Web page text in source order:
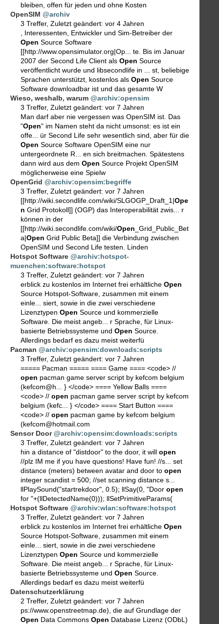
bleiben, offen für jeden und ohne Kosten
OpenSIM @archiv
3 Treffer, Zuletzt geändert: vor 4 Jahren
, Interessenten, Entwickler und Sim-Betreiber der
Open Source Software
[[http://www.opensimulator.org|Op... te. Bis im Januar
2007 der Second Life Client als Open Source
veröffentlicht wurde und libsecondlife in ... st, beliebige
Sprachen unterstützt, kostenlos als Open Source
Software downloadbar ist und das gesamte W
Wieso, weshalb, warum @archiv:opensim
3 Treffer, Zuletzt geändert: vor 7 Jahren
Man darf aber nie vergessen was OpenSIM ist. Das
"Open" im Namen steht da nicht umsonst: es ist ein
offe... ür Second Life sehr wesentlich sind, aber für die
Open Source Software OpenSIM eine nur
untergeordnete R... en sich breitmachen. Spätestens
dann wird aus dem Open Source Projekt OpenSIM
möglicherweise eine Spielw
OpenGrid @archiv:opensim:begriffe
3 Treffer, Zuletzt geändert: vor 7 Jahren
[[http://wiki.secondlife.com/wiki/SLGOGP_Draft_1|Ope
n Grid Protokoll]] (OGP) das Interoperabilität zwis... r
können in der
[[http://wiki.secondlife.com/wiki/Open _Grid_Public_Bet
a|Open Grid Public Beta]] die Verbindung zwischen
OpenSIM und Second Life testen. Linden
Hotspot Software @archiv:hotspot-
muenchen:software:hotspot
3 Treffer, Zuletzt geändert: vor 7 Jahren
erblick zu kostenlos im Internet frei erhältliche Open
Source Hotspot-Software, zusammen mit einem
einle... siert, sowie in die zwei verschiedene
Lizenztypen Open Source und kommerzielle
Software. Die meist angeb... r Sprache, für Linux-
basierte Betriebssysteme und Open Source.
Allerdings bedarf es dazu meist weiterfü
Pacman @archiv:opensim:downloads:scripts
3 Treffer, Zuletzt geändert: vor 7 Jahren
===== Pacman ===== ==== Game ==== <code> //
open pacman game server script by kefcom belgium
(kefcom@h... } </code> ==== Yellow Balls ====
<code> // open pacman game server script by kefcom
belgium (kefc... } </code> ==== Start Button ====
<code> // open pacman game by kefcom belgium
(kefcom@hotmail.com
Sensor Door @archiv:opensim:downloads:scripts
3 Treffer, Zuletzt geändert: vor 7 Jahren
hin a distance of "distdoor" to the door, it will open
//plz IM me if you have questions! Have fun! //s... set
distance (meters) between avatar and door to open
integer scandist = 500; //set scanning distance s...
llPlaySound("startrekdoor", 0.5); llSay(0, "Door open
for "+(llDetectedName(0))); llSetPrimitiveParams(
Hotspot Software @archiv:wlan:software:hotspot
3 Treffer, Zuletzt geändert: vor 7 Jahren
erblick zu kostenlos im Internet frei erhältliche Open
Source Hotspot-Software, zusammen mit einem
einle... siert, sowie in die zwei verschiedene
Lizenztypen Open Source und kommerzielle
Software. Die meist angeb... r Sprache, für Linux-
basierte Betriebssysteme und Open Source.
Allerdings bedarf es dazu meist weiterfü
Datenschutzerklärung
2 Treffer, Zuletzt geändert: vor 7 Jahren
ps://www.openstreetmap.de), die auf Grundlage der
Open Data Commons Open Database Lizenz (ODbL)